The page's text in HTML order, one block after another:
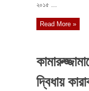
২০১৫ ...
Read More »
দ্বিধায়